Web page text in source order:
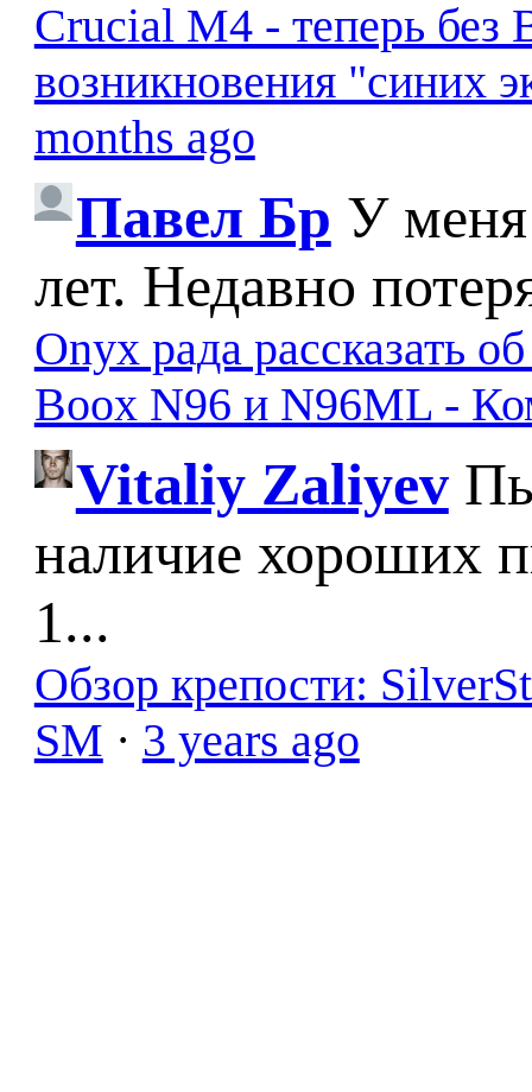
Crucial M4 - теперь без
возникновения "синих
months ago
Павел Бр У меня
лет. Недавно
Onyx рада рассказать
Boox N96 и N96ML -
Vitaliy Zaliyev
наличие хороших
1...
Обзор крепости:
SM · 3 years ago